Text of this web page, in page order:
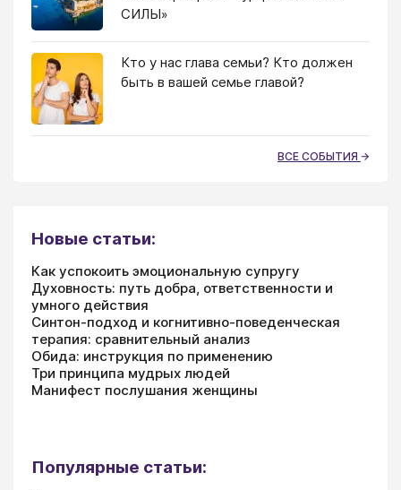
СИЛЫ»
Кто у нас глава семьи? Кто должен
быть в вашей семье главой?
ВСЕ СОБЫТИЯ
Новые статьи:
Как успокоить эмоциональную супругу
Духовность: путь добра, ответственности и
умного действия
Синтон-подход и когнитивно-поведенческая
терапия: сравнительный анализ
Обида: инструкция по применению
Три принципа мудрых людей
Манифест послушания женщины
Популярные статьи: